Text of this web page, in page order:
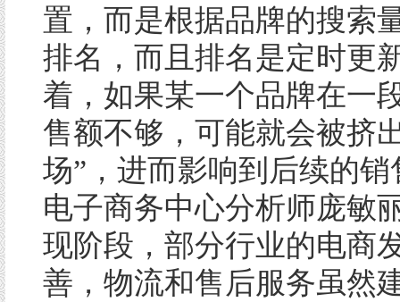
置，而是根据品牌的搜索
排名，而且排名是定时更
着，如果某一个品牌在一
售额不够，可能就会被挤
场”，进而影响到后续的
电子商务中心分析师庞敏
现阶段，部分行业的电商
善，物流和售后服务虽然